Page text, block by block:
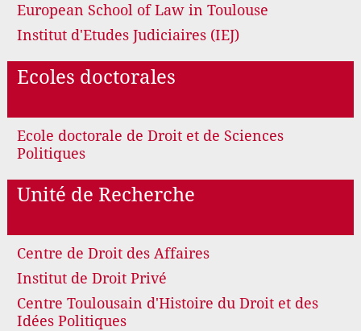
European School of Law in Toulouse
Institut d'Etudes Judiciaires (IEJ)
Ecoles doctorales
Ecole doctorale de Droit et de Sciences
Politiques
Unité de Recherche
Centre de Droit des Affaires
Institut de Droit Privé
Centre Toulousain d'Histoire du Droit et des
Idées Politiques